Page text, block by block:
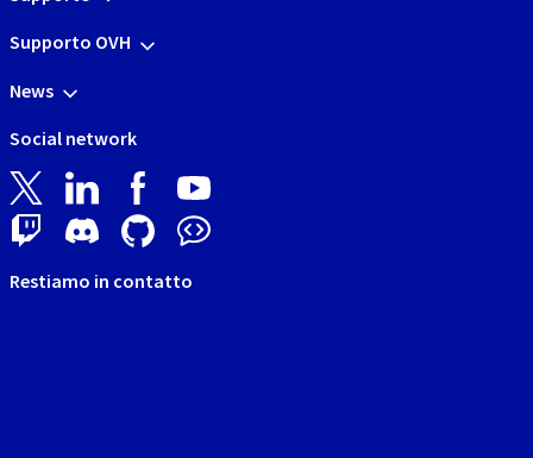
Supporto OVH
News
Social network
Restiamo in contatto